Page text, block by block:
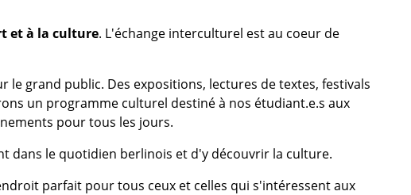
et à la culture. L'échange interculturel est au coeur de
grand public. Des expositions, lectures de textes, festivals
un programme culturel destiné à nos étudiant.e.s aux
pour tous les jours.
dans le quotidien berlinois et d'y découvrir la culture.
parfait pour tous ceux et celles qui s'intéressent aux